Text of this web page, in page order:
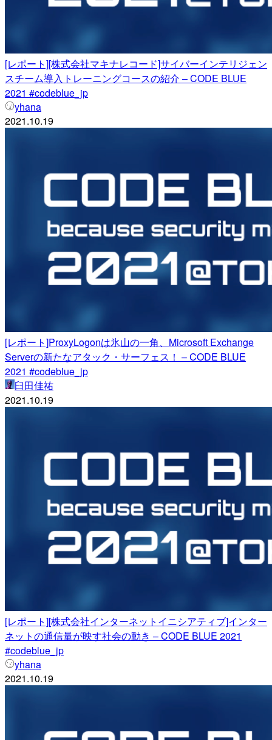
[レポート][株式会社マキナレコード]サイバーインテリジェン
スチーム導入トレーニングコースの紹介 – CODE BLUE
2021 #codeblue_jp
yhana
2021.10.19
[レポート]ProxyLogonは氷山の一角、Microsoft Exchange
Serverの新たなアタック・サーフェス！ – CODE BLUE
2021 #codeblue_jp
臼田佳祐
2021.10.19
[レポート][株式会社インターネットイニシアティブ]インター
ネットの通信量が映す社会の動き – CODE BLUE 2021
#codeblue_jp
yhana
2021.10.19